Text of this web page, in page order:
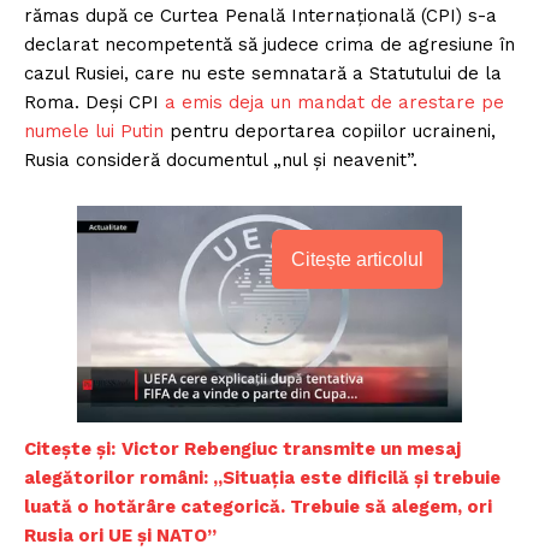
rămas după ce Curtea Penală Internațională (CPI) s-a
declarat necompetentă să judece crima de agresiune în
cazul Rusiei, care nu este semnatară a Statutului de la
Roma. Deși CPI a emis deja un mandat de arestare pe
numele lui Putin pentru deportarea copiilor ucraineni,
Rusia consideră documentul „nul și neavenit”.
Citește articolul
Citește și: Victor Rebengiuc transmite un mesaj
alegătorilor români: „Situația este dificilă și trebuie
luată o hotărâre categorică. Trebuie să alegem, ori
Rusia ori UE și NATO”